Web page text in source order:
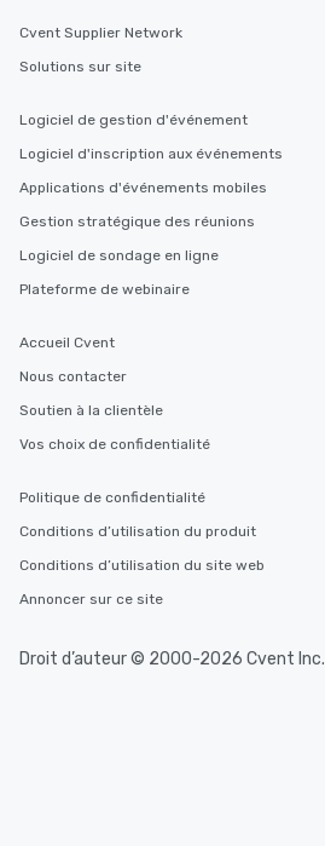
Cvent Supplier Network
Solutions sur site
Logiciel de gestion d'événement
Logiciel d'inscription aux événements
Applications d'événements mobiles
Gestion stratégique des réunions
Logiciel de sondage en ligne
Plateforme de webinaire
Accueil Cvent
Nous contacter
Soutien à la clientèle
Vos choix de confidentialité
Politique de confidentialité
Conditions d’utilisation du produit
Conditions d’utilisation du site web
Annoncer sur ce site
Droit d’auteur © 2000-2026 Cvent Inc.